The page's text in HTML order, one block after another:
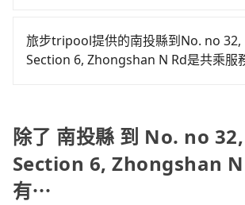
會遇到明明已經預約了時間但上一位用
還，又或者要還車時卻偏偏找不到停車
距離，在遇到下雨天或者載行李時，就
輛調度能力，能以市價7~8折提供專車
多數乘客出行的最佳選擇。
車：優點是24小時隨叫隨到，價格按錶
通塞車時亦會加收延遲費用，一般屬短
願和需要來安排行程，其次，包車可以
體驗當地文化和風土人情，此外，包車
旅步tripool提供的南投縣到No. no 32,
Section 6, Zhongshan N Rd是共乘服
了司機以外，從上車到下車期間，都不
人出現。如選擇共乘服務，則會依照其
性調度安排，路線上會盡可能以順路為
不會超過座位的上限。
除了 南投縣 到 No. no
Section 6, Zhongshan N
有⋯